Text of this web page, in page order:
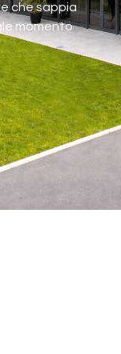
che sappia
momento